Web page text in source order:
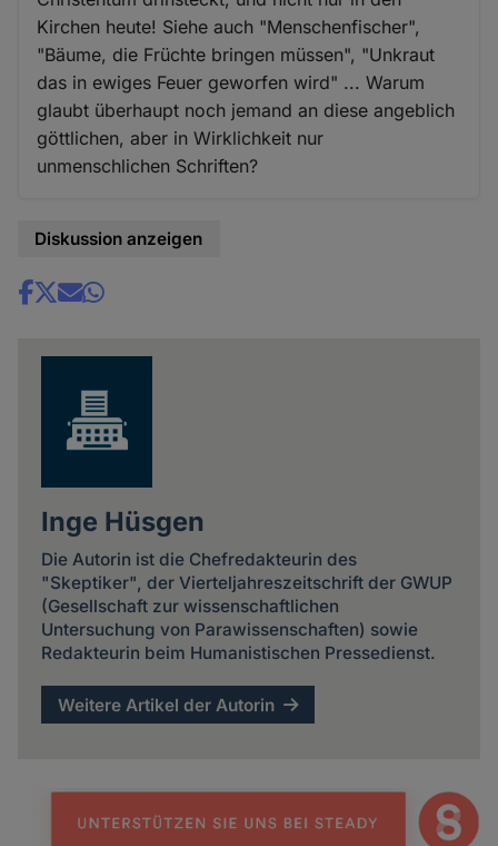
Kirchen heute! Siehe auch "Menschenfischer",
"Bäume, die Früchte bringen müssen", "Unkraut
das in ewiges Feuer geworfen wird" ... Warum
glaubt überhaupt noch jemand an diese angeblich
göttlichen, aber in Wirklichkeit nur
unmenschlichen Schriften?
Diskussion anzeigen
Share
Inge Hüsgen
Die Autorin ist die Chefredakteurin des
"Skeptiker", der Vierteljahreszeitschrift der GWUP
(Gesellschaft zur wissenschaftlichen
Untersuchung von Parawissenschaften) sowie
Redakteurin beim Humanistischen Pressedienst.
Weitere Artikel der Autorin